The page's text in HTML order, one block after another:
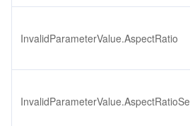
InvalidParameterValue.AspectRatio